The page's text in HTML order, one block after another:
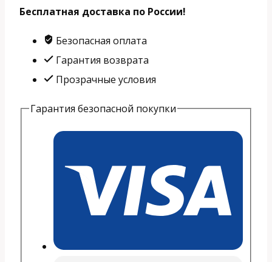
Бесплатная доставка по России!
Безопасная оплата
Гарантия возврата
Прозрачные условия
Гарантия безопасной покупки